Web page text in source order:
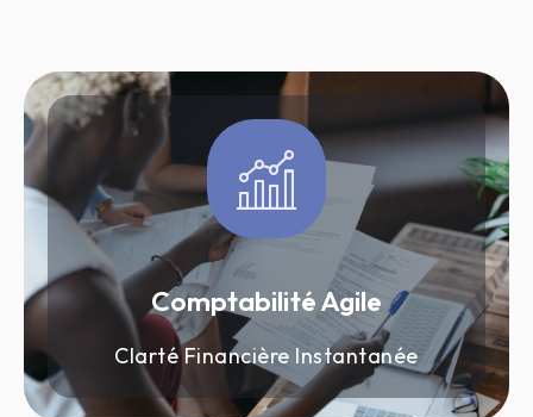
Comptabilité Agile
Clarté Financière Instantanée